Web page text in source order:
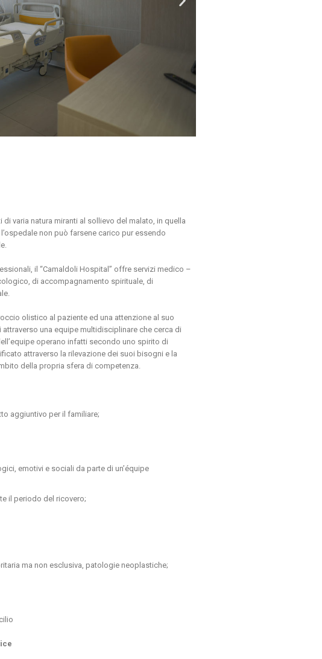
varia natura miranti al sollievo del malato, in quella
non può farsene carico pur essendo
il “Camaldoli Hospital” offre servizi medico –
di accompagnamento spirituale, di
olistico al paziente ed una attenzione al suo
una equipe multidisciplinare che cerca di
operano infatti secondo uno spirito di
attraverso la rilevazione dei suoi bisogni e la
della propria sfera di competenza.
aggiuntivo per il familiare;
emotivi e sociali da parte di un’équipe
il periodo del ricovero;
ma non esclusiva, patologie neoplastiche;